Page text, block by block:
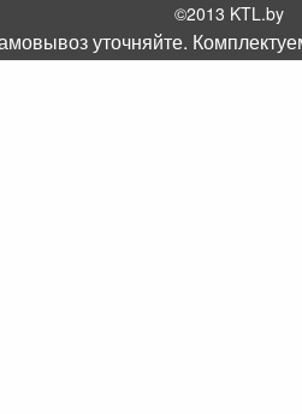
©2013 KTL.by
Пн-Пт:10:05-17:30Сб:
уточняйте.